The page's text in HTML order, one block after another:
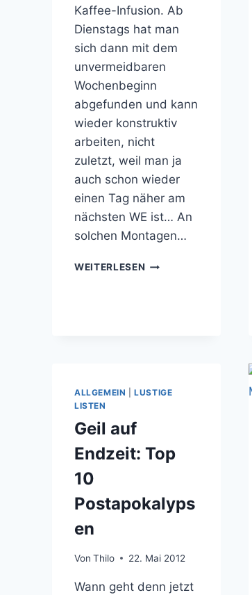
Kaffee-Infusion. Ab
Dienstags hat man
sich dann mit dem
unvermeidbaren
Wochenbeginn
abgefunden und kann
wieder konstruktiv
arbeiten, nicht
zuletzt, weil man ja
auch schon wieder
einen Tag näher am
nächsten WE ist… An
solchen Montagen…
WEITERLESEN MONTAGS
ALLGEMEIN |LUSTIGE
LISTEN
Geil auf
Endzeit: Top
10
Postapokalyps
en
Von Thilo 22. Mai 2012
Wann geht denn jetzt